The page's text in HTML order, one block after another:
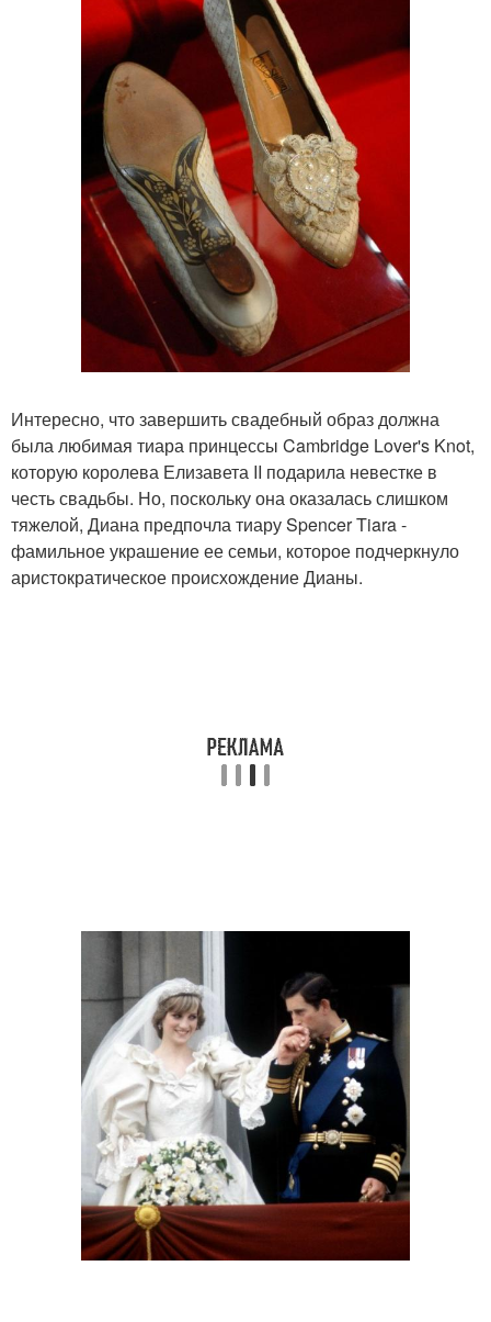
Интересно, что завершить свадебный образ должна
была любимая тиара принцессы Cambridge Lover's Knot,
которую королева Елизавета II подарила невестке в
честь свадьбы. Но, поскольку она оказалась слишком
тяжелой, Диана предпочла тиару Spencer Tiara -
фамильное украшение ее семьи, которое подчеркнуло
аристократическое происхождение Дианы.